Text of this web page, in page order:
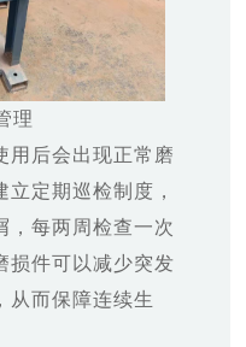
理
用后会出现正常磨
定期巡检制度，
，每两周检查一次
损件可以减少突发
从而保障连续生